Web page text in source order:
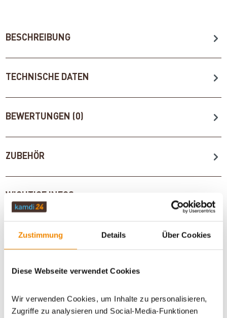
Zustimmung Details Über Cookies
Diese Webseite verwendet Cookies
Wir verwenden Cookies, um Inhalte zu personalisieren,
Zugriffe zu analysieren und Social-Media-Funktionen
BESCHREIBUNG
TECHNISCHE DATEN
BEWERTUNGEN (0)
ZUBEHÖR
WICHTIGE INFOS
Artikeldatenblatt drucken Frage zum Artikel
Dieses Produkt finden Sie unter:Grillzubehör